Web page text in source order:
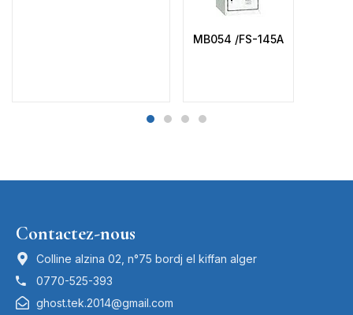
MB054 /FS-145A
Contactez-nous
Colline alzina 02, n°75 bordj el kiffan alger
0770-525-393
ghost.tek.2014@gmail.com